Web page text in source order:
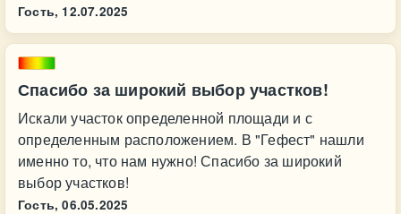
Гость, 12.07.2025
Спасибо за широкий выбор участков!
Искали участок определенной площади и с
определенным расположением. В "Гефест" нашли
именно то, что нам нужно! Спасибо за широкий
выбор участков!
Гость, 06.05.2025